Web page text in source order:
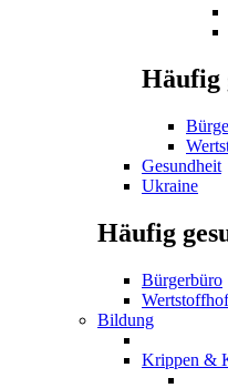
Häufig
Gesundheit
Ukraine
Häufig
Bürgerbüro
Wertstoffhof
Bildung
Krippen &